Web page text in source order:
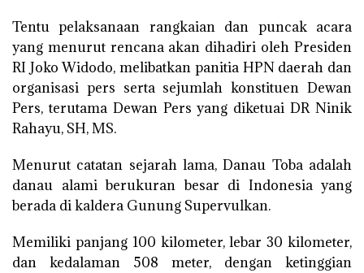
Tentu pelaksanaan rangkaian dan puncak acara
yang menurut rencana akan dihadiri oleh Presiden
RI Joko Widodo, melibatkan panitia HPN daerah dan
organisasi pers serta sejumlah konstituen Dewan
Pers, terutama Dewan Pers yang diketuai DR Ninik
Rahayu, SH, MS.
Menurut catatan sejarah lama, Danau Toba adalah
danau alami berukuran besar di Indonesia yang
berada di kaldera Gunung Supervulkan.
Memiliki panjang 100 kilometer, lebar 30 kilometer,
dan kedalaman 508 meter, dengan ketinggian